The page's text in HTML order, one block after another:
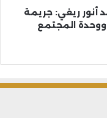
أنور ريغي: جريمة
المجتمع